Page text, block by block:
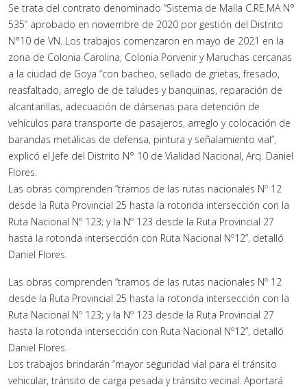
Se trata del contrato denominado “Sistema de Malla C.RE.MA N°
535” aprobado en noviembre de 2020 por gestión del Distrito
N°10 de VN. Los trabajos comenzaron en mayo de 2021 en la
zona de Colonia Carolina, Colonia Porvenir y Maruchas cercanas
a la ciudad de Goya “con bacheo, sellado de grietas, fresado,
reasfaltado, arreglo de de taludes y banquinas, reparación de
alcantarillas, adecuación de dársenas para detención de
vehículos para transporte de pasajeros, arreglo y colocación de
barandas metálicas de defensa, pintura y señalamiento vial”,
explicó el Jefe del Distrito N° 10 de Vialidad Nacional, Arq. Daniel
Flores.
Las obras comprenden “tramos de las rutas nacionales Nº 12
desde la Ruta Provincial 25 hasta la rotonda intersección con la
Ruta Nacional Nº 123; y la Nº 123 desde la Ruta Provincial 27
hasta la rotonda intersección con Ruta Nacional Nº12”, detalló
Daniel Flores.
Las obras comprenden “tramos de las rutas nacionales Nº 12
desde la Ruta Provincial 25 hasta la rotonda intersección con la
Ruta Nacional Nº 123; y la Nº 123 desde la Ruta Provincial 27
hasta la rotonda intersección con Ruta Nacional Nº12”, detalló
Daniel Flores.
Los trabajos brindarán “mayor seguridad vial para el tránsito
vehicular, tránsito de carga pesada y tránsito vecinal. Aportará